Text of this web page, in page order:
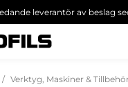
leverantör av beslag
Verktyg, Maskiner & Tillbehör